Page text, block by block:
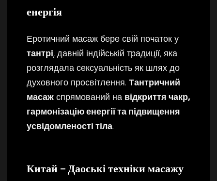
енергія
Еротичний масаж бере свій початок у
тантрі, давній індійській традиції, яка
розглядала сексуальність як шлях до
духовного просвітлення. Тантричний
масаж спрямований на відкриття чакр,
гармонізацію енергії та підвищення
усвідомленості тіла.
Китай – Даоські техніки масажу